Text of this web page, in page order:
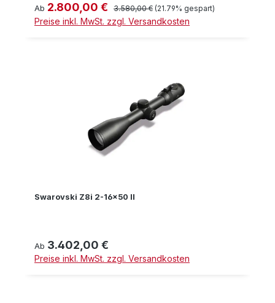
Verkaufspreis:
Ab 2.800,00 € Regulärer Preis:
3.580,00 € (21.79% gespart)
Preise inkl. MwSt. zzgl. Versandkosten
Swarovski Z8i 2-16x50 II
Regulärer Preis:
Ab 3.402,00 €
Preise inkl. MwSt. zzgl. Versandkosten